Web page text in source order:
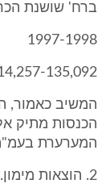
ברח' שושנת
1997-1998
135,092
המשיב כאמור,
הכנסות מתיק
המערערת בעמ"ה 138/00 ו- 182/
2. הוצאות מימון.